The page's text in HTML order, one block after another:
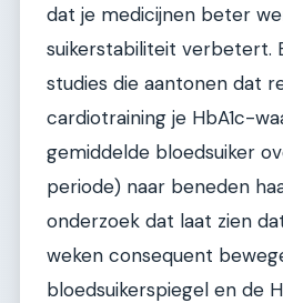
dat je medicijnen beter
suikerstabiliteit verbetert.
studies die aantonen dat
cardiotraining je HbA1c-
gemiddelde bloedsuiker
periode) naar beneden
onderzoek dat laat zien
weken consequent
bloedsuikerspiegel en de